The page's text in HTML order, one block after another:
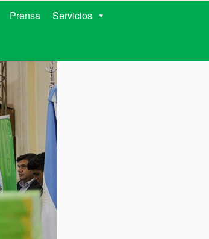
Prensa Servicios